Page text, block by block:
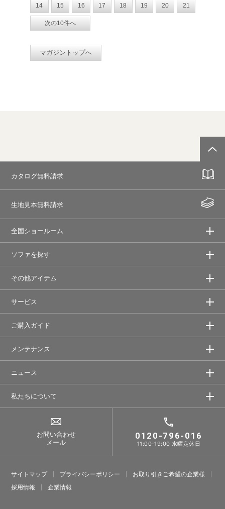
14 15 16 17 18 19 20 21
次の10件へ
マガジントップへ
カタログ無料請求
生地見本無料請求
全国ショールーム
ソファを探す
その他アイテム
サービス
ご購入ガイド
メンテナンス
ニュース
私たちについて
お問い合わせ
メール
0120-796-016
11:00-19:00 水曜定休日
サイトマップ プライバシーポリシー
お取り引きご希望の企業様
採⽤情報
企業情報